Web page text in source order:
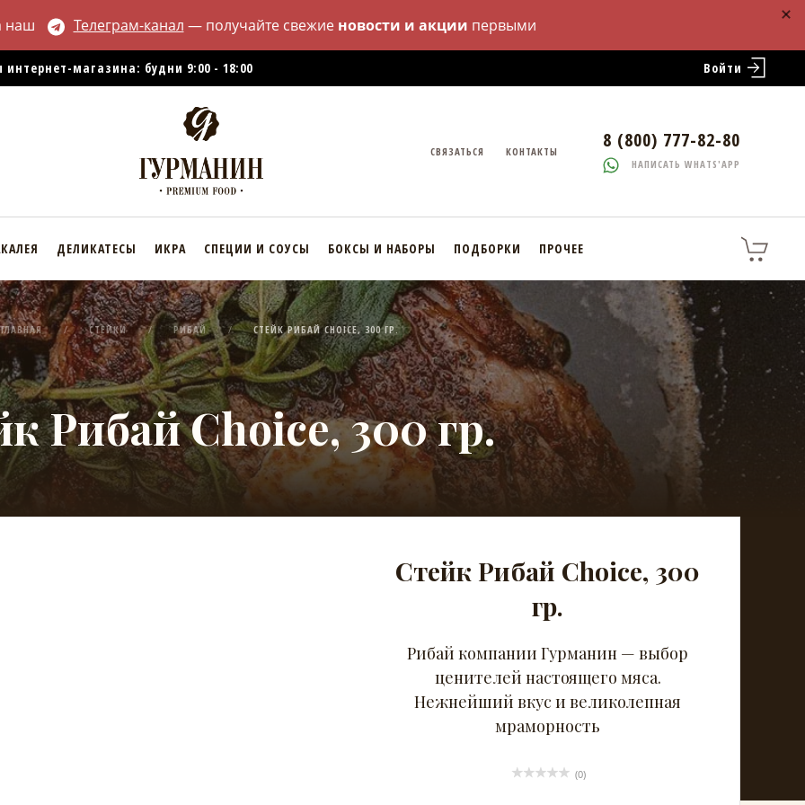
наш Телеграм-канал — получайте свежие новости и акции первыми
магазина: будни 9:00 - 18:00 Войти
СВЯЗАТЬСЯ КОНТАКТЫ 8 (800) 777-82-80
НАПИСАТЬ WHATS'APP
ДЕЛИКАТЕСЫ ИКРА СПЕЦИИ И СОУСЫ БОКСЫ И НАБОРЫ ПОДБОРКИ ПРОЧЕЕ
ГЛАВНАЯ СТЕЙКИ РИБАЙ СТЕЙК РИБАЙ CHOICE, 300 ГР.
Рибай Choice, 300 гр.
Стейк Рибай Choice, 300
гр.
Рибай компании Гурманин — выбор
ценителей настоящего мяса.
Нежнейший вкус и великолепная
мраморность
(0)